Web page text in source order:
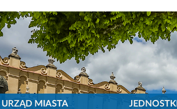
URZĄD MIASTA
JEDNOSTKI